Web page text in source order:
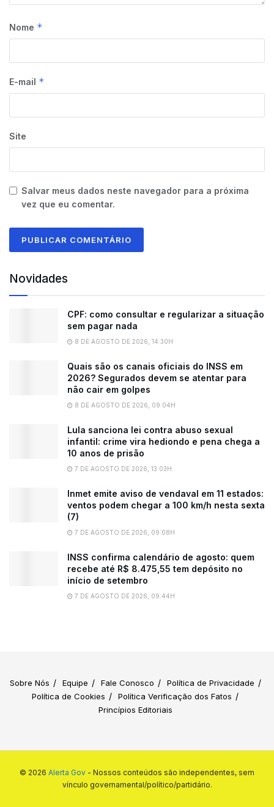
Nome *
E-mail *
Site
Salvar meus dados neste navegador para a próxima
vez que eu comentar.
Novidades
CPF: como consultar e regularizar a situação
sem pagar nada
8 DE AGOSTO DE 2026, 14:30H
Quais são os canais oficiais do INSS em
2026? Segurados devem se atentar para
não cair em golpes
8 DE AGOSTO DE 2026, 09:04H
Lula sanciona lei contra abuso sexual
infantil: crime vira hediondo e pena chega a
10 anos de prisão
7 DE AGOSTO DE 2026, 13:03H
Inmet emite aviso de vendaval em 11 estados:
ventos podem chegar a 100 km/h nesta sexta
(7)
7 DE AGOSTO DE 2026, 09:08H
INSS confirma calendário de agosto: quem
recebe até R$ 8.475,55 tem depósito no
início de setembro
7 DE AGOSTO DE 2026, 09:44H
Sobre Nós Equipe Fale Conosco
Política de Privacidade
Política de Cookies
Política Verificação dos Fatos
Princípios Editoriais
© 2026 Alerta Gov - Nossos conteúdos são independentes, sem
vínculo governamental/político/partidário.